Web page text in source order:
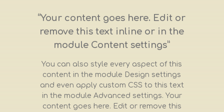
“Your content goes here. Edit or
remove this text inline or in the
module Content settings”
You can also style every aspect of this
content in the module Design settings
and even apply custom CSS to this text
in the module Advanced settings. Your
content goes here. Edit or remove this